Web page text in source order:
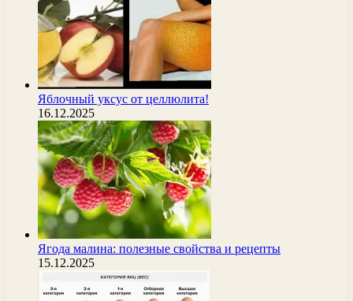
Яблочный уксус от целлюлита!
16.12.2025
Ягода малина: полезные свойства и рецепты
15.12.2025